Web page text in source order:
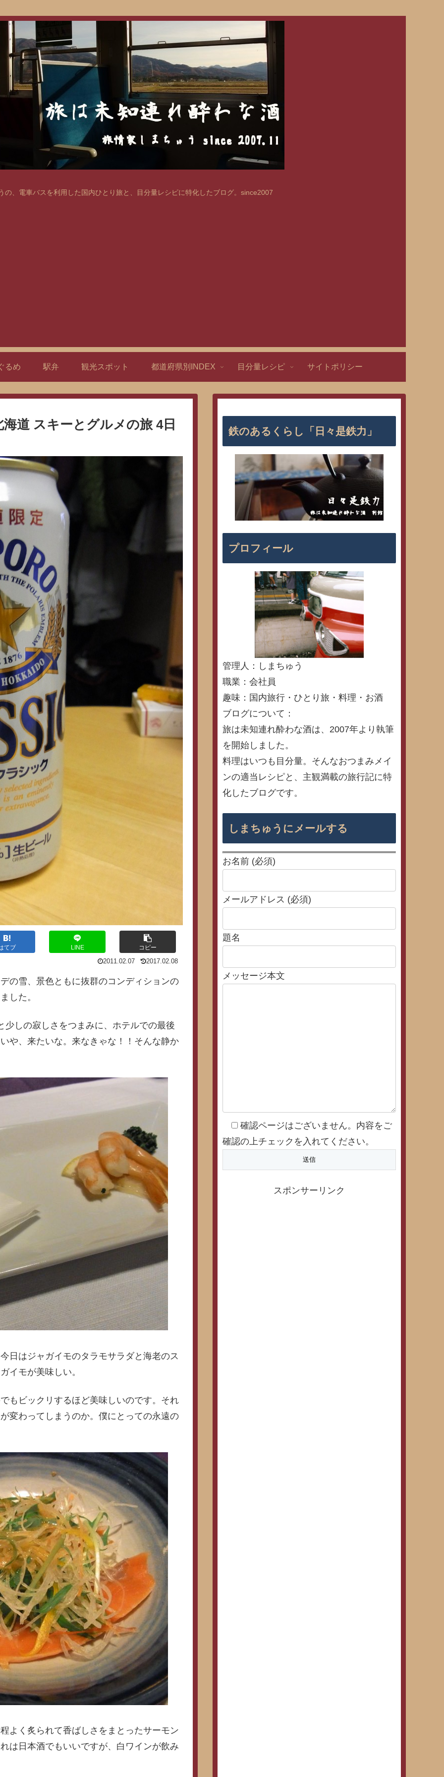
の、電車バスを利用した国内ひとり旅と、目分量レシピに特化したブログ。since2007
るめ 駅弁 観光スポット 都道府県別INDEX 目分量レシピ サイトポリシー
道 スキーとグルメの旅 4日
てブ LINE コピー
2011.02.07 2017.02.08
の雪、景色ともに抜群のコンディションの
した。
しの寂しさをつまみに、ホテルでの最後
や、来たいな。来なきゃな！！そんな静か
日はジャガイモのタラモサラダと海老のス
イモが美味しい。
もビックリするほど美味しいのです。それ
変わってしまうのか。僕にとっての永遠の
よく炙られて香ばしさをまとったサーモン
は日本酒でもいいですが、白ワインが飲み
鉄のあるくらし「日々是鉄力」
プロフィール
管理人：しまちゅう
職業：会社員
趣味：国内旅行・ひとり旅・料理・お酒
ブログについて：
旅は未知連れ酔わな酒は、2007年より執筆
を開始しました。
料理はいつも目分量。そんなおつまみメイ
ンの適当レシピと、主観満載の旅行記に特
化したブログです。
しまちゅうにメールする
お名前 (必須)
メールアドレス (必須)
題名
メッセージ本文
確認ページはございません。内容をご
確認の上チェックを入れてください。
スポンサーリンク